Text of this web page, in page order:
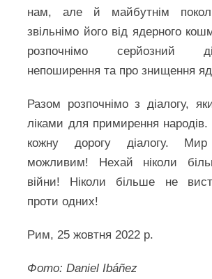
нам, але й майбутнім
звільнімо його від ядерного
розпочнімо серйозний
непоширення та про знищення
Разом розпочнімо з діалогу,
ліками для примирення народів.
кожну дорогу діалогу.
можливим! Нехай ніколи
війни! Ніколи більше не
проти одних!
Рим, 25 жовтня 2022 р.
Фото: Daniel Ibáñez